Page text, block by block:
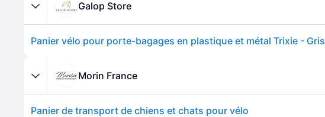
Galop Store
Panier vélo pour porte-bagages en plastique et métal Trixie - Gris
Morin France
Panier de transport de chiens et chats pour vélo